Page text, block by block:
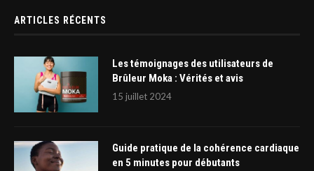
ARTICLES RÉCENTS
Les témoignages des utilisateurs de
Brûleur Moka : Vérités et avis
15 juillet 2024
Guide pratique de la cohérence cardiaque
en 5 minutes pour débutants